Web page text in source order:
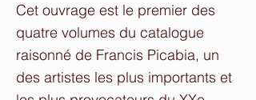
Cet ouvrage est le premier des
quatre volumes du catalogue
raisonné de Francis Picabia, un
des artistes les plus importants et